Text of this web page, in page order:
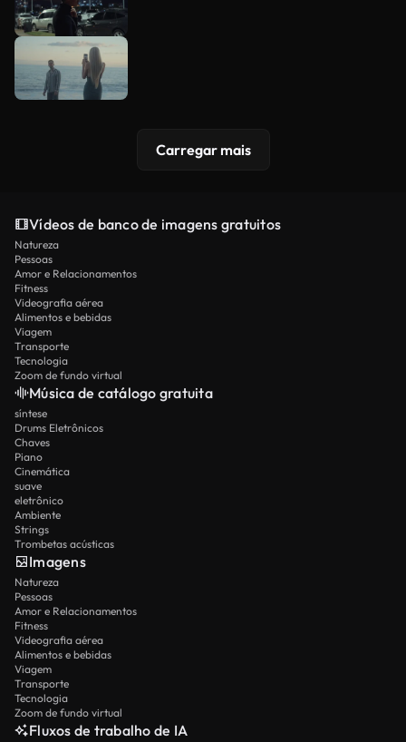
Carregar mais
Vídeos de banco de imagens gratuitos
Natureza
Pessoas
Amor e Relacionamentos
Fitness
Videografia aérea
Alimentos e bebidas
Viagem
Transporte
Tecnologia
Zoom de fundo virtual
Música de catálogo gratuita
síntese
Drums Eletrônicos
Chaves
Piano
Cinemática
suave
eletrônico
Ambiente
Strings
Trombetas acústicas
Imagens
Natureza
Pessoas
Amor e Relacionamentos
Fitness
Videografia aérea
Alimentos e bebidas
Viagem
Transporte
Tecnologia
Zoom de fundo virtual
Fluxos de trabalho de IA